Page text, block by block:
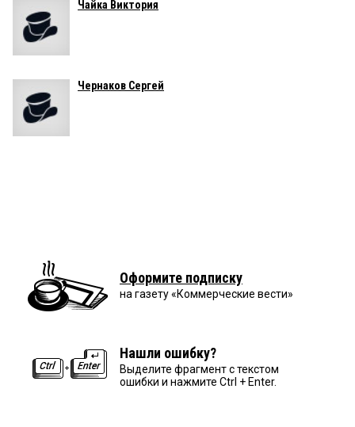
Чайка Виктория
Чернаков Сергей
Оформите подписку
на газету «Коммерческие вести»
Нашли ошибку?
Выделите фрагмент с текстом
ошибки и нажмите Ctrl + Enter.